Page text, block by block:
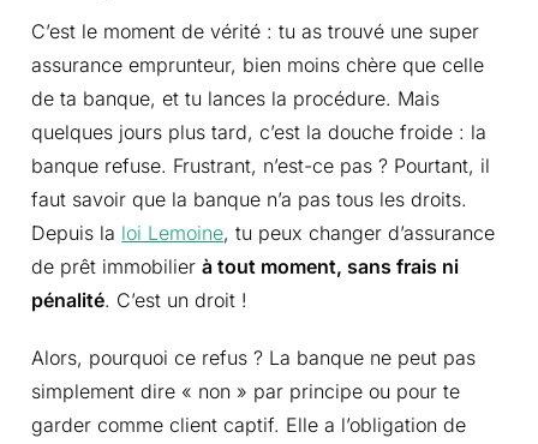
C’est le moment de vérité : tu as trouvé une super
assurance emprunteur, bien moins chère que celle
de ta banque, et tu lances la procédure. Mais
quelques jours plus tard, c’est la douche froide : la
banque refuse. Frustrant, n’est-ce pas ? Pourtant, il
faut savoir que la banque n’a pas tous les droits.
Depuis la loi Lemoine, tu peux changer d’assurance
de prêt immobilierà tout moment, sans frais ni
pénalité. C’est un droit !
Alors, pourquoi ce refus ? La banque ne peut pas
simplement dire « non » par principe ou pour te
garder comme client captif. Elle a l’obligation de